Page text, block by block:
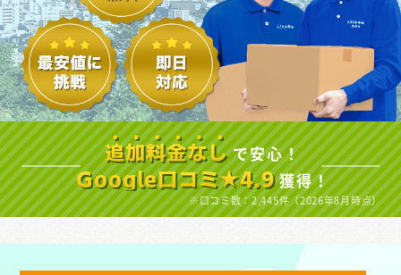
追加料金なし で安心！
Google口コミ★4.9 獲得！
※口コミ数：2,445件（2026年8月時点）